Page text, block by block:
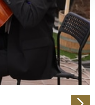
Ihre Präferenzen im
und Anzeigen zu
Medien anbieten
Website zu
Informationen zu Ihrer
Partner für
weiter. Unsere